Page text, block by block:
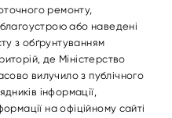
ремонту,
благоустрою або наведені
з обґрунтуванням
де Міністерство
вилучило з публічного
інформації,
на офіційному сайті